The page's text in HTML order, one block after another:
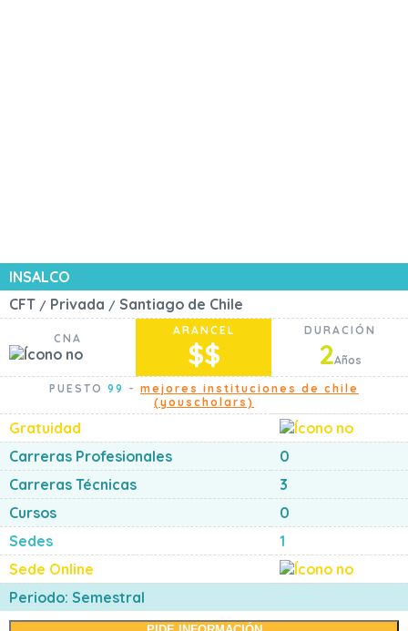
INSALCO
CFT / Privada / Santiago de Chile
CNA
ARANCEL
$$
DURACIÓN
2Años
PUESTO 99 - mejores instituciones de chile
(youscholars)
Gratuidad
Carreras Profesionales
0
Carreras Técnicas
3
Cursos
0
Sedes
1
Sede Online
Periodo: Semestral